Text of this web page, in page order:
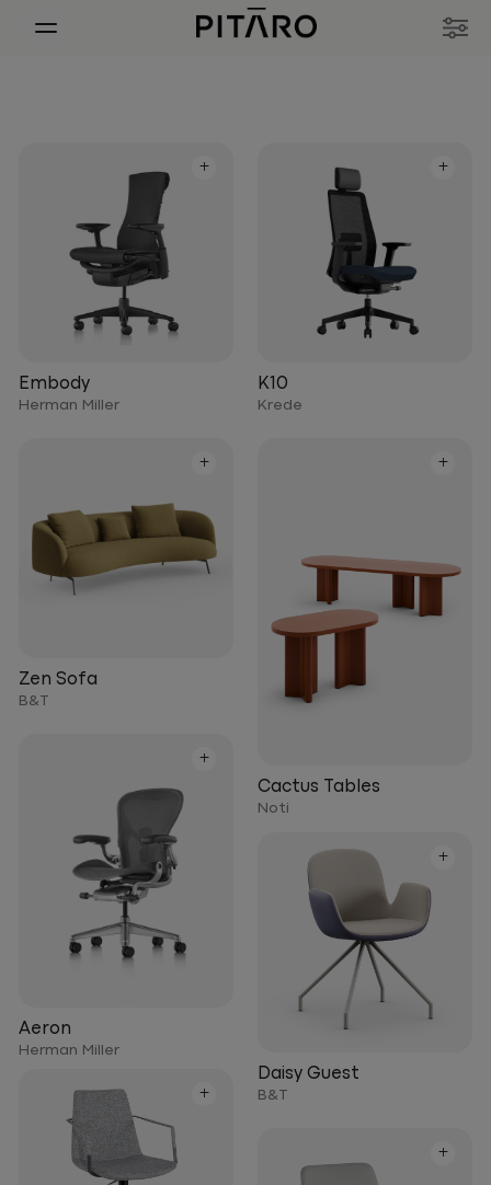
+
K10
Krede
+
Embody
Herman Miller
+
Cactus Tables
Noti
+
Zen Sofa
B&T
+
Aeron
Herman Miller
+
Daisy Guest
B&T
+
+